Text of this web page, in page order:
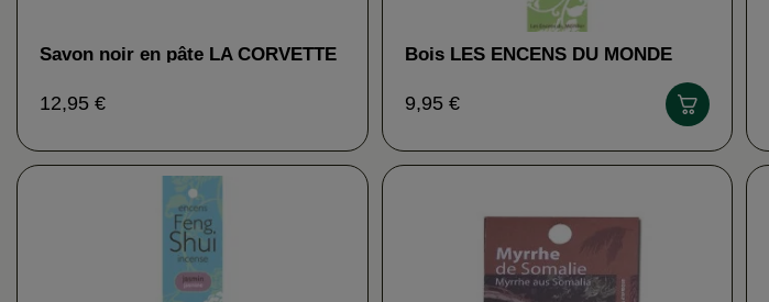
Savon noir en pâte LA CORVETTE
12,95 €
Bois LES ENCENS DU MONDE
9,95 €